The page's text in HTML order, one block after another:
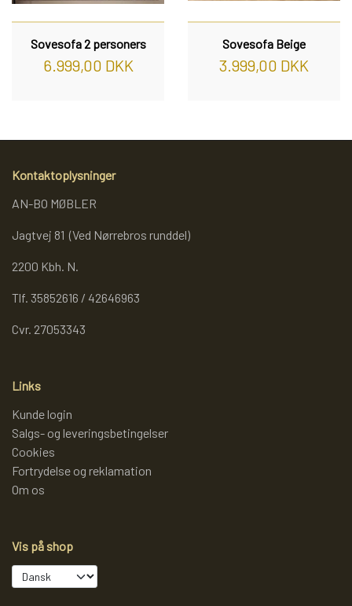
Sovesofa 2 personers
6.999,00 DKK
Sovesofa Beige
3.999,00 DKK
Kontaktoplysninger
AN-BO MØBLER
Jagtvej 81 (Ved Nørrebros runddel)
2200 Kbh. N.
Tlf. 35852616 / 42646963
Cvr. 27053343
Links
Kunde login
Salgs- og leveringsbetingelser
Cookies
Fortrydelse og reklamation
Om os
Vis på shop